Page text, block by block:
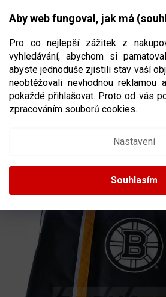
Aby web fungoval, jak má
Pro co nejlepší zážitek z
vyhledávání, abychom si
abyste jednoduše zjistili stav vaší
neobtěžovali nevhodnou
pokaždé přihlašovat. Proto od vás
zpracováním souborů cookies.
Nastavení
Souhlasím
CZK
TAŠKA NHL CARRY BAG
JUNIOR